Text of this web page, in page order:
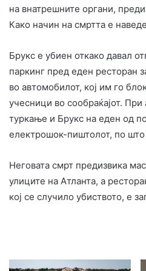
на внатрешните органи,
Како начин на смртта е
Брукс е убиен откако давал
паркинг пред еден ресторан
во автомобилот, кој им го
учесници во сообраќајот.
туркање и Брукс на еден од
електрошок-пиштолот, по што
Неговата смрт предизвика
улиците на Атланта, а
кој се случило убиството, е